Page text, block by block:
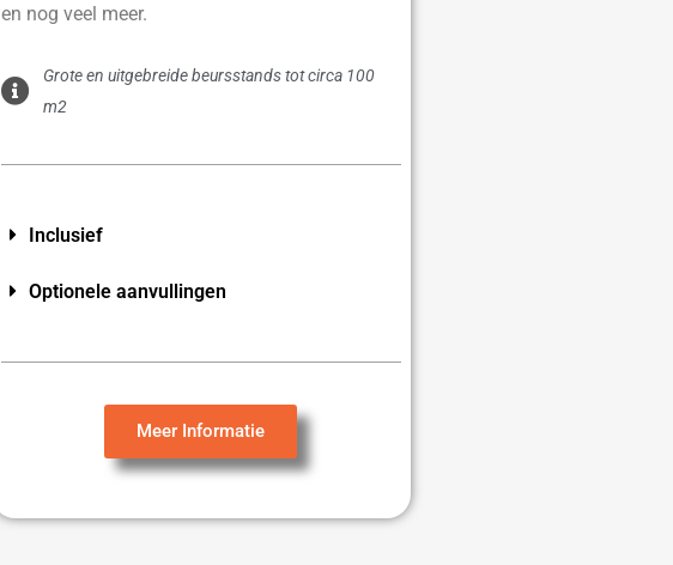
en nog veel meer.
Grote en uitgebreide beursstands tot circa 100
m2
Inclusief
Optionele aanvullingen
Meer Informatie